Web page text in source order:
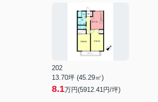
202
13.70坪 (45.29㎡)
8.1万円(5912.41円/坪)